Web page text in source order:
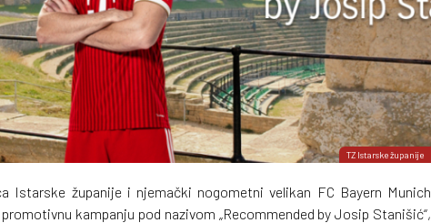
TZ Istarske županije
Istarske županije i njemački nogometni velikan FC Bayern Munich
kampanju pod nazivom „Recommended by Josip Stanišić“,